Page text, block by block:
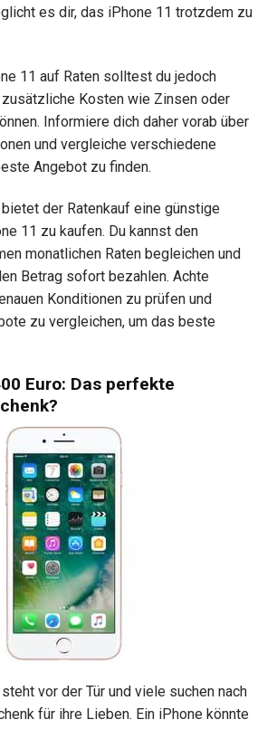
es dir, das iPhone 11 trotzdem zu
11 auf Raten solltest du jedoch
Kosten wie Zinsen oder
Informiere dich daher vorab über
und vergleiche verschiedene
Angebot zu finden.
der Ratenkauf eine günstige
11 zu kaufen. Du kannst den
monatlichen Raten begleichen und
Betrag sofort bezahlen. Achte
Konditionen zu prüfen und
zu vergleichen, um das beste
Euro: Das perfekte
vor der Tür und viele suchen nach
für ihre Lieben. Ein iPhone könnte